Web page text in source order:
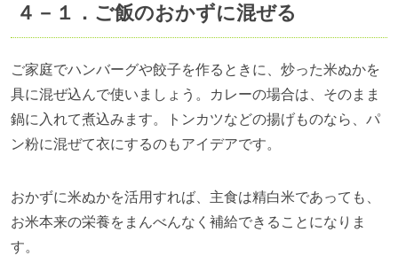
４－１．ご飯のおかずに混ぜる
ご家庭でハンバーグや餃子を作るときに、炒った米ぬかを
具に混ぜ込んで使いましょう。カレーの場合は、そのまま
鍋に入れて煮込みます。トンカツなどの揚げものなら、パ
ン粉に混ぜて衣にするのもアイデアです。
おかずに米ぬかを活用すれば、主食は精白米であっても、
お米本来の栄養をまんべんなく補給できることになりま
す。